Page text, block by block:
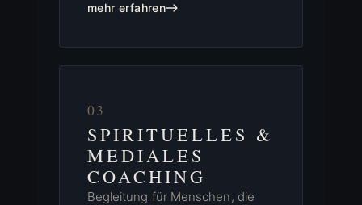
mehr erfahren
03
SPIRITUELLES &
MEDIALES
COACHING
Begleitung für Menschen, die